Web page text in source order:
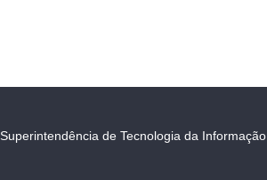
Superintendência de Tecnologia da Informação